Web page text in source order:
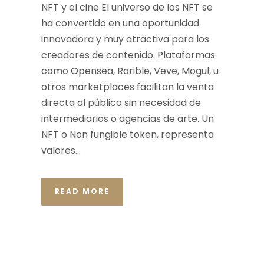
NFT y el cine El universo de los NFT se
ha convertido en una oportunidad
innovadora y muy atractiva para los
creadores de contenido. Plataformas
como Opensea, Rarible, Veve, Mogul, u
otros marketplaces facilitan la venta
directa al público sin necesidad de
intermediarios o agencias de arte. Un
NFT o Non fungible token, representa
valores...
READ MORE